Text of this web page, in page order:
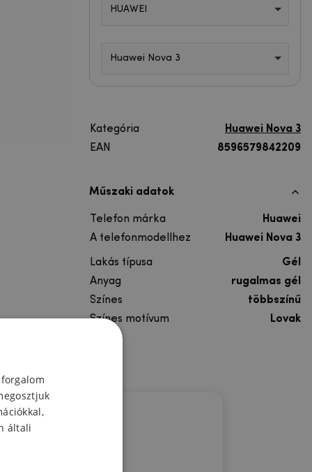
HUAWEI
Huawei Nova 3
Kategória
Huawei Nova 3
EAN
8596579842209
Műszaki adatok
Telefon márka
Huawei
A telefonmodellhez
Huawei Nova 3
Lakás típusa
Gél
Anyag
rugalmas gél
Színes
többszínű
Színes motívum
Lovak
általi